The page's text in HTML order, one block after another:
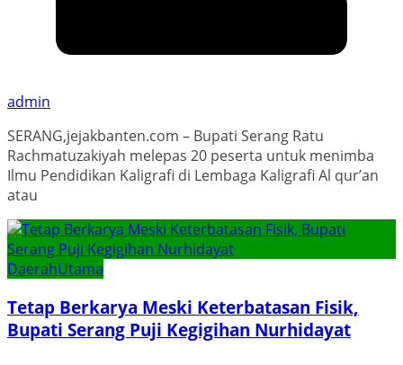
admin
SERANG,jejakbanten.com – Bupati Serang Ratu
Rachmatuzakiyah melepas 20 peserta untuk menimba
Ilmu Pendidikan Kaligrafi di Lembaga Kaligrafi Al qur’an
atau
DaerahUtama
Tetap Berkarya Meski Keterbatasan Fisik,
Bupati Serang Puji Kegigihan Nurhidayat